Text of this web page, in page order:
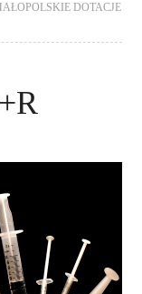
DOTACJE